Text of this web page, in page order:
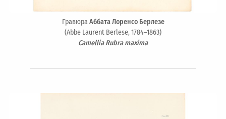
ГравюраАббата Лоренсо Берлезе
(Abbe Laurent Berlese, 1784–1863)
Camellia Rubra maxima